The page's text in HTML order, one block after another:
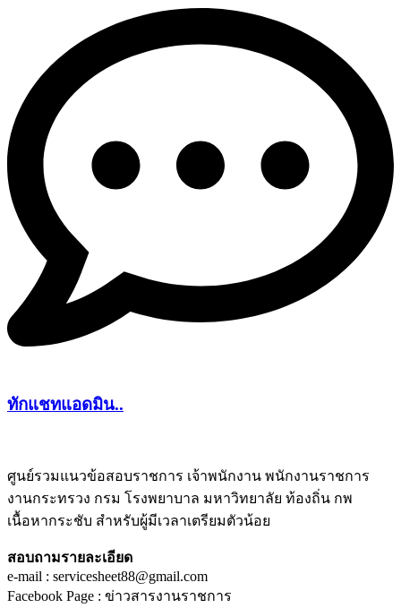
ทักแชทแอดมิน..
ศูนย์รวมแนวข้อสอบราชการ เจ้าพนักงาน พนักงานราชการ
งานกระทรวง กรม โรงพยาบาล มหาวิทยาลัย ท้องถิ่น กพ
เนื้อหากระชับ สำหรับผู้มีเวลาเตรียมตัวน้อย
สอบถามรายละเอียด
e-mail : servicesheet88@gmail.com
Facebook Page : ข่าวสารงานราชการ